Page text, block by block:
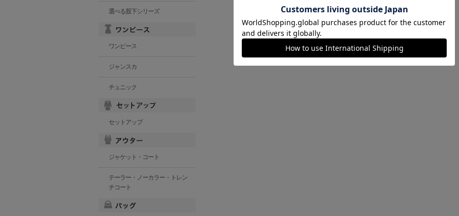
選べる股下シリーズ
ワンピース
ジャンスカ
チュニック
セットアップ
ジャケット・コート
テーラー・ノーカラー・トレン
チコート